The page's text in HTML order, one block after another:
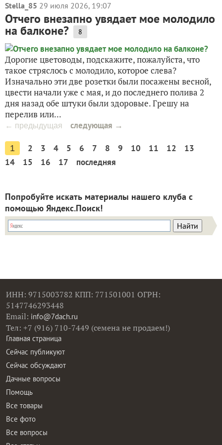
Stella_85 29 июля 2026, 19:07
Отчего внезапно увядает мое молодило
на балконе? 8
Дорогие цветоводы, подскажите, пожалуйста, что
такое стряслось с молодило, которое слева?
Изначально эти две розетки были посажены весной,
цвести начали уже с мая, и до последнего полива 2
дня назад обе штуки были здоровые. Грешу на
перелив или...
← предыдущая следующая →
1 2 3 4 5 6 7 8 9 10 11 12
13
14
15 16 17 последняя
Попробуйте искать материалы нашего клуба с
помощью Яндекс.Поиск!
ИНН: 9715003782 КПП: 771501001 ОГРН:
5147746293448
Email: info@7dach.ru
Тел: +7 (916) 710-7449 (семена не продаем!)
Главная страница
Сейчас публикуют
Сейчас обсуждают
Дачные вопросы
Помощь
Все товары
Все фото
Все вопросы